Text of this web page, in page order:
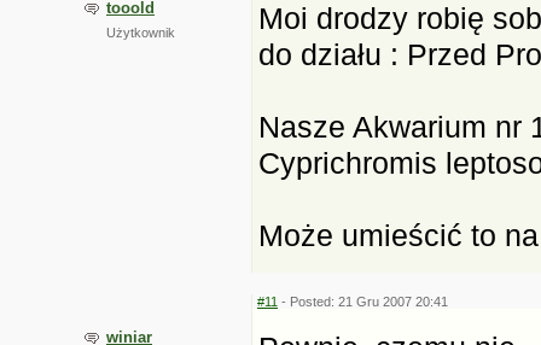
tooold
Użytkownik
Moi drodzy robię
do działu : Przed
Nasze Akwarium nr
Cyprichromis
Może umieścić to
winiar
#11 - Posted: 21 Gru 2007 20:41